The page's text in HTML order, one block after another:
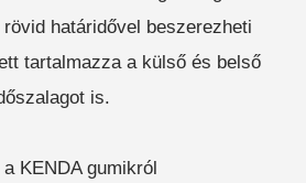
TARGONCÁK
határidővel beszerezheti
tartalmazza a külső és belső
is.
KENDA gumikról